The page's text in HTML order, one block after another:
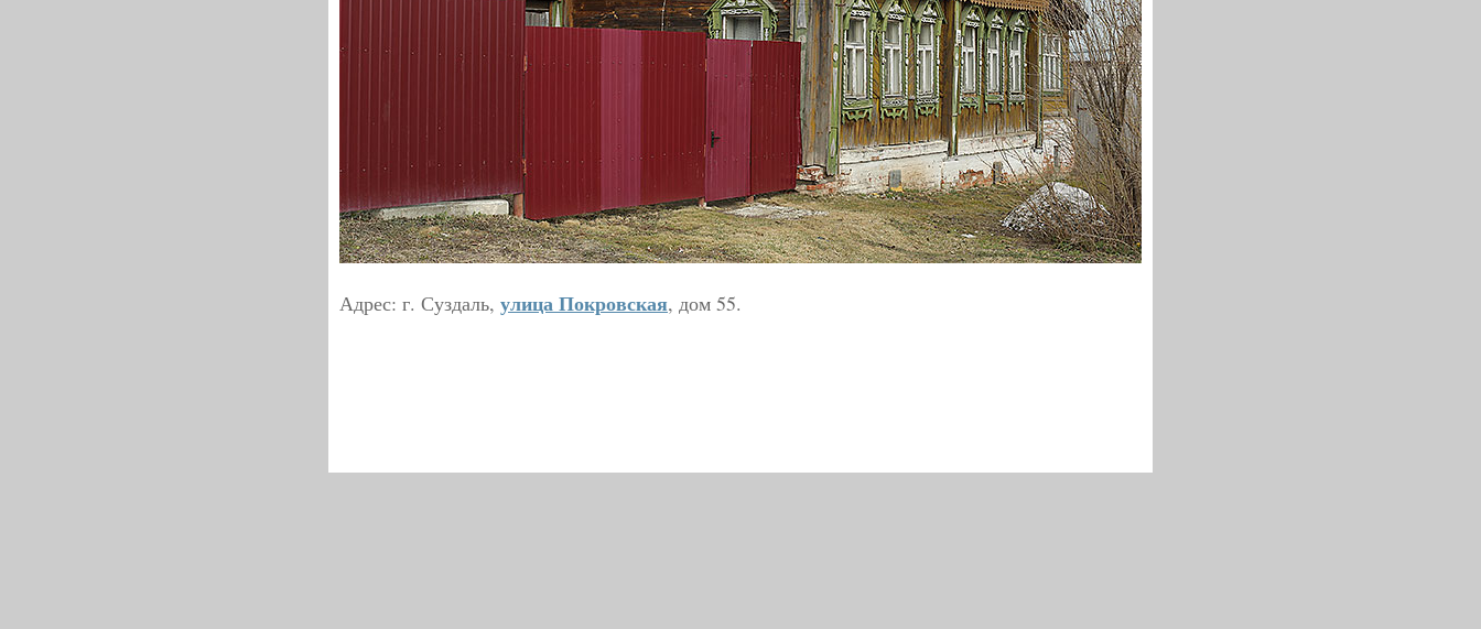
Адрес: г. Суздаль, улица Покровская, дом 55.